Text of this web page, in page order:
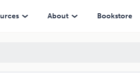
About Bookstore